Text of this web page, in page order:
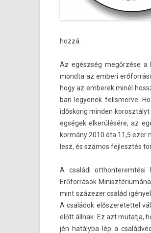
hozzá.
Az egészség megőrzése a
mondta az em­beri
hogy az em­berek minél
ban legyenek felis­merve.
idős­korig mind­en
eg­ségek elkerülésére, az
kormány 2010 óta 11,5
lesz, és számos fej­lesztés
A családi otthon­terem­tési
Erőforrások
mint százezer család
A családok elős­zeretet­tel
előtt állnak. Ez azt mutat­ja,
jén hatályba lép a